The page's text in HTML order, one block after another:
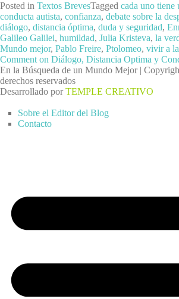
Posted in Textos BrevesTagged cada uno tiene
conducta autista, confianza, debate sobre la
diálogo, distancia óptima, duda y seguridad,
Galileo Galilei, humildad, Julia Kristeva, la
Mundo mejor, Pablo Freire, Ptolomeo, vivir a
Commenton Diálogo, Distancia Optima y
En la Búsqueda de un Mundo Mejor |
derechos reservados
Desarrollado porTEMPLE CREATIVO
Sobre el Editor del Blog
Contacto